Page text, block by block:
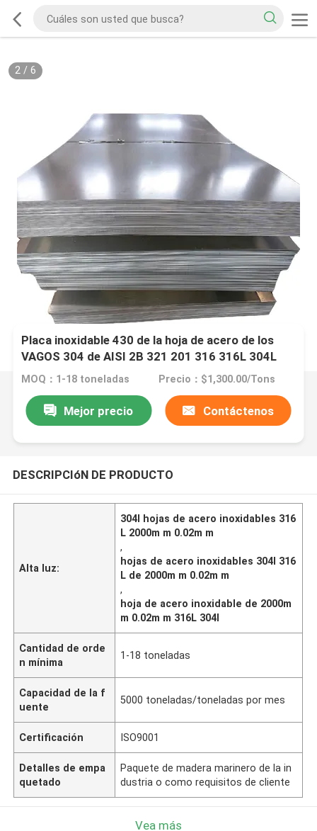
2/ 6
Placa inoxidable 430 de la hoja de acero de los
VAGOS 304 de AISI 2B 321 201 316 316L 304L
MOQ：1-18 toneladas Precio：$1,300.00/Tons
Mejor precio Contáctenos
DESCRIPCIóN DE PRODUCTO
Alta luz:
304l hojas de acero inoxidables 316
L 2000m m 0.02m m
,
hojas de acero inoxidables 304l 316
L de 2000m m 0.02m m
,
hoja de acero inoxidable de 2000m
m 0.02m m 316L 304l
Cantidad de orde
n mínima
1-18 toneladas
Capacidad de la f
uente
5000 toneladas/toneladas por mes
Certificación ISO9001
Detalles de empa
quetado
Paquete de madera marinero de la in
dustria o como requisitos de cliente
Vea más